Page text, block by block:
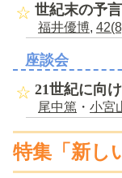
世紀末の予言
福井優博,
座談会
21世紀に向
尾中篤 ・ 小宮
特集「新し